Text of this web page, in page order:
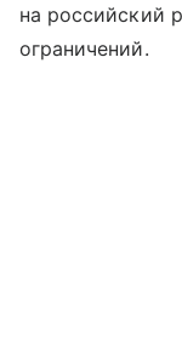
на российский
ограничений.